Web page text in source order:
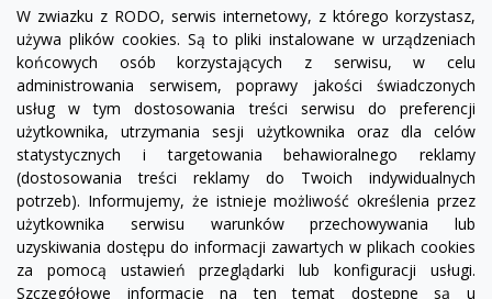
FacebookYouTubePinterest
W zwiazku z RODO, serwis internetowy, z którego korzystasz,
używa plików cookies. Są to pliki instalowane w urządzeniach
końcowych osób korzystających z serwisu, w celu
administrowania serwisem, poprawy jakości świadczonych
usług w tym dostosowania treści serwisu do preferencji
użytkownika, utrzymania sesji użytkownika oraz dla celów
statystycznych i targetowania behawioralnego reklamy
(dostosowania treści reklamy do Twoich indywidualnych
potrzeb). Informujemy, że istnieje możliwość określenia przez
użytkownika serwisu warunków przechowywania lub
uzyskiwania dostępu do informacji zawartych w plikach cookies
za pomocą ustawień przeglądarki lub konfiguracji usługi.
Szczegółowe informacje na ten temat dostępne są u